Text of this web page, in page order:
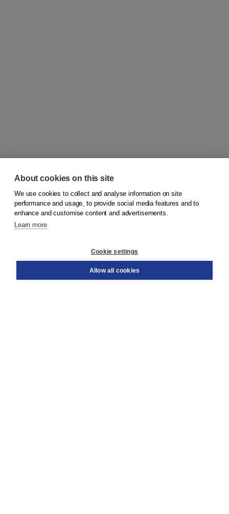
© 2026Koninklijke Boom uitgevers
Order
About cookies on this site
We use cookies to collect and analyse information on site
performance and usage, to provide social media features and to
enhance and customise content and advertisements.
Learn more
Cookie settings
Allow all cookies